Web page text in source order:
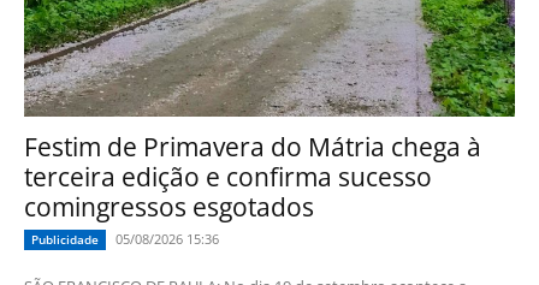
Festim de Primavera do Mátria chega à
terceira edição e confirma sucesso
comingressos esgotados
Publicidade 05/08/2026 15:36